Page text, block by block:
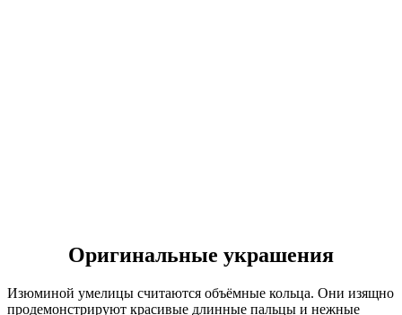
Оригинальные украшения
Изюминой умелицы считаются объёмные кольца. Они изящно
продемонстрируют красивые длинные пальцы и нежные